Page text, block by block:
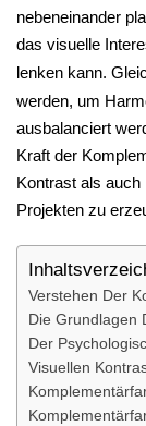
nebeneinander
das visuelle
lenken kann.
werden, um
ausbalanciert
Kraft der
Kontrast als
Projekten zu
Verstehen Der
Die Grundlagen
Der
Visuellen